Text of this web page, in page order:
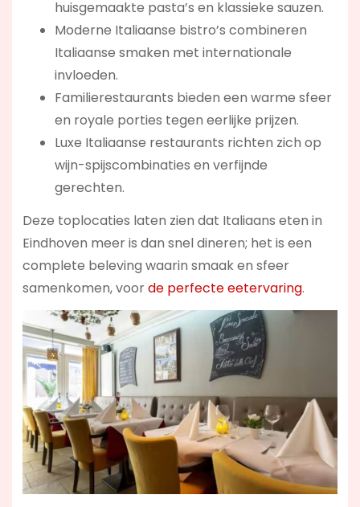
huisgemaakte pasta’s en klassieke sauzen.
Moderne Italiaanse bistro’s combineren
Italiaanse smaken met internationale
invloeden.
Familierestaurants bieden een warme sfeer
en royale porties tegen eerlijke prijzen.
Luxe Italiaanse restaurants richten zich op
wijn-spijscombinaties en verfijnde
gerechten.
Deze toplocaties laten zien dat Italiaans eten in
Eindhoven meer is dan snel dineren; het is een
complete beleving waarin smaak en sfeer
samenkomen, voorde perfecte eetervaring.